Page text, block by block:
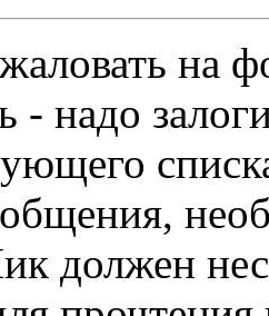
на
- надо
должен